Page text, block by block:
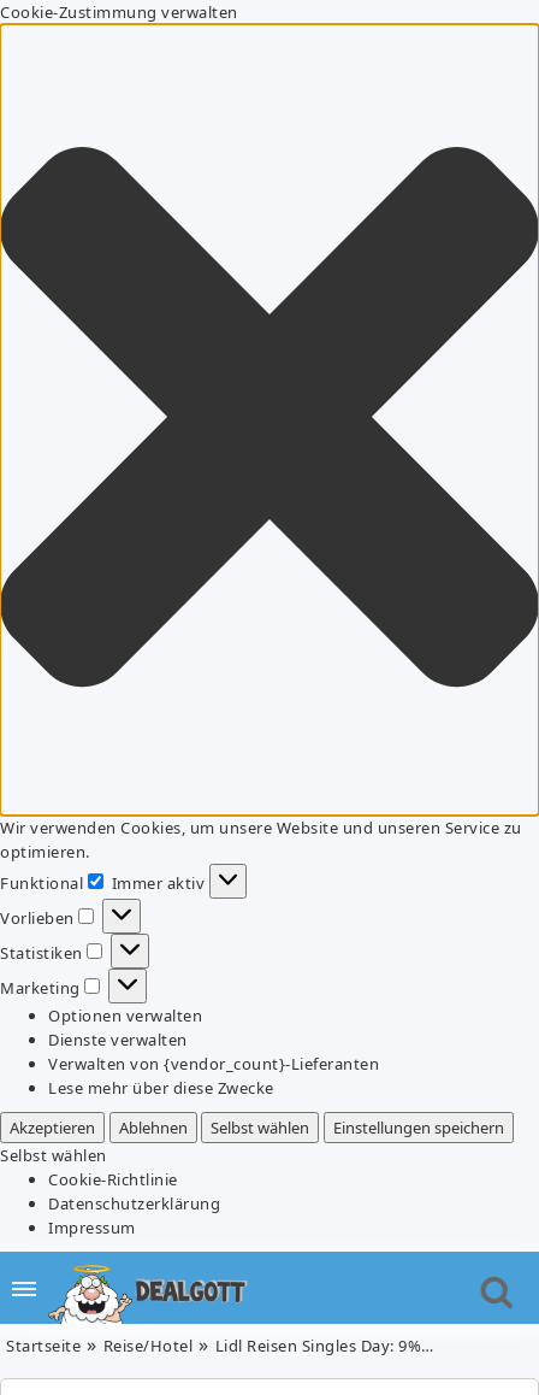
Cookie-Zustimmung verwalten
Wir verwenden Cookies, um unsere Website und unseren Service zu
optimieren.
Funktional
Funktional
Immer aktiv
Vorlieben
Vorlieben
Statistiken
Statistiken
Marketing
Marketing
Optionen verwalten
Dienste verwalten
Verwalten von {vendor_count}-Lieferanten
Lese mehr über diese Zwecke
Akzeptieren
Ablehnen Selbst wählen
Einstellungen speichern
Selbst wählen
Cookie-Richtlinie
Datenschutzerklärung
Impressum
Startseite Reise/Hotel Lidl Reisen Singles Day: 9% Rabatt auf alle Reisen